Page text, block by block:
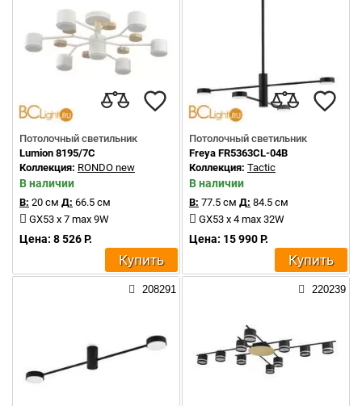
Потолочный светильник
Lumion 8195/7C
Коллекция: RONDO new
В наличии
В: 20 см Д: 66.5 см
GX53 x 7 max 9W
Цена: 8 526 Р.
Купить
Потолочный светильник
Freya FR5363CL-04B
Коллекция: Tactic
В наличии
В: 77.5 см Д: 84.5 см
GX53 x 4 max 32W
Цена: 15 990 Р.
Купить
208291 220239